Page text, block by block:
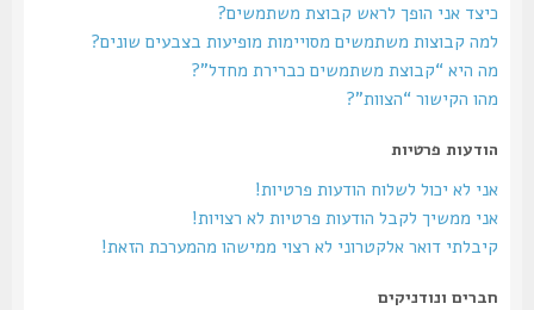
כיצד אני הופך לראש קבוצת משתמשים?
למה קבוצות משתמשים מסויימות מופיעות בצבעים שונים?
מה היא “קבוצת משתמשים כברירת מחדל”?
מהו הקישור “הצוות”?
הודעות פרטיות
אני לא יכול לשלוח הודעות פרטיות!
אני ממשיך לקבל הודעות פרטיות לא רצויות!
קיבלתי דואר אלקטרוני לא רצוי ממישהו מהמערכת הזאת!
חברים ונודניקים